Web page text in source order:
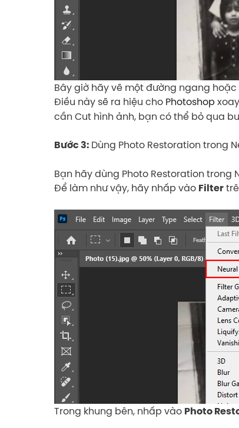
Bây giờ hãy vẽ một đường ngang
Điều này sẽ ra hiệu cho Photoshop
cần Cut hình ảnh, bạn có thể bỏ qua
Bước 3: Dùng Photo Restoration trong
Bạn hãy dùng Photo Restoration trong
Để làm như vậy, hãy nhấp vào Filter
Trong khung bên, nhấp vào Photo